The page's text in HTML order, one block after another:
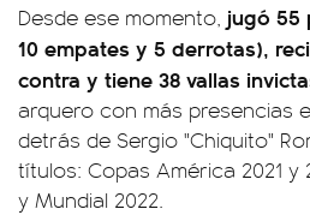
Desde ese momento, jugó 55
10 empates y 5 derrotas),
contra y tiene 38 vallas
arquero con más presencias
detrás de Sergio "Chiquito"
títulos: Copas América 2021 y
y Mundial 2022.